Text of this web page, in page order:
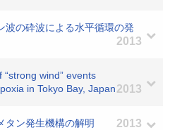
波の砕波による水平循環の発
2013
wind” events
in Tokyo Bay, Japan2013
タン発生機構の解明 2013